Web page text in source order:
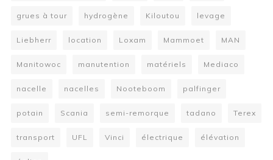
grues à tour hydrogène Kiloutou levage
Liebherr location Loxam Mammoet MAN
Manitowoc manutention matériels Mediaco
nacelle nacelles Nooteboom palfinger
potain Scania semi-remorque tadano Terex
transport UFL Vinci électrique élévation